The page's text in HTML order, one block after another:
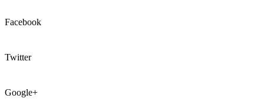
Facebook
Twitter
Google+